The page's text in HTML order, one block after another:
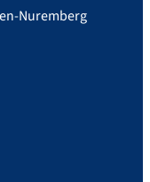
Nuremberg